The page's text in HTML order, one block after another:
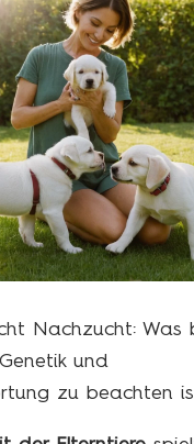
Nachzucht: Was
und
zu beachten